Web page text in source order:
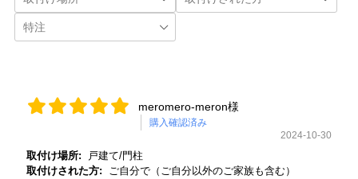
meromero-meron様
購入確認済み
2024-10-30
取付け場所:
戸建て/門柱
取付けされた方:
ご自分で（ご自分以外のご家族も含む）